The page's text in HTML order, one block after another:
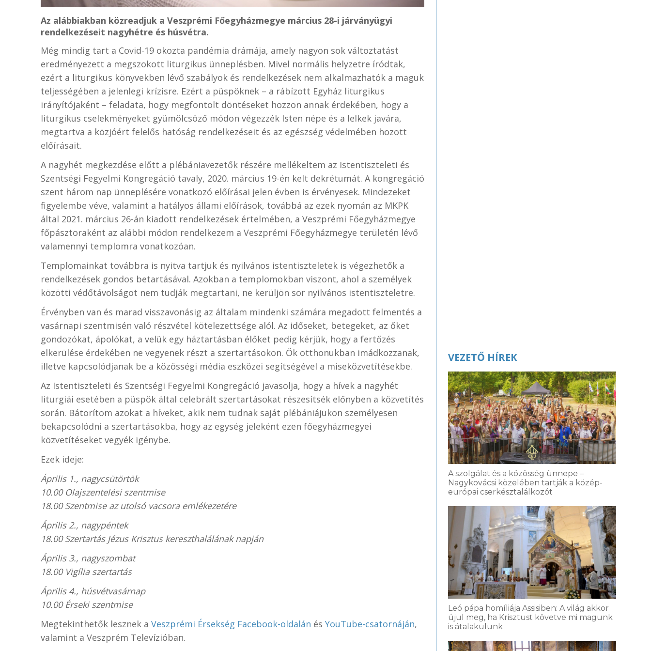
Az alábbiakban közreadjuk a Veszprémi Főegyházmegye március 28-i járványügyi
rendelkezéseit nagyhétre és húsvétra.
Még mindig tart a Covid-19 okozta pandémia drámája, amely nagyon sok változtatást
eredményezett a megszokott liturgikus ünneplésben. Mivel normális helyzetre íródtak,
ezért a liturgikus könyvekben lévő szabályok és rendelkezések nem alkalmazhatók a maguk
teljességében a jelenlegi krízisre. Ezért a püspöknek – a rábízott Egyház liturgikus
irányítójaként – feladata, hogy megfontolt döntéseket hozzon annak érdekében, hogy a
liturgikus cselekményeket gyümölcsöző módon végezzék Isten népe és a lelkek javára,
megtartva a közjóért felelős hatóság rendelkezéseit és az egészség védelmében hozott
előírásait.
A nagyhét megkezdése előtt a plébániavezetők részére mellékeltem az Istentiszteleti és
Szentségi Fegyelmi Kongregáció tavaly, 2020. március 19-én kelt dekrétumát. A kongregáció
szent három nap ünneplésére vonatkozó előírásai jelen évben is érvényesek. Mindezeket
figyelembe véve, valamint a hatályos állami előírások, továbbá az ezek nyomán az MKPK
által 2021. március 26-án kiadott rendelkezések értelmében, a Veszprémi Főegyházmegye
főpásztoraként az alábbi módon rendelkezem a Veszprémi Főegyházmegye területén lévő
valamennyi templomra vonatkozóan.
Templomainkat továbbra is nyitva tartjuk és nyilvános istentiszteletek is végezhetők a
rendelkezések gondos betartásával. Azokban a templomokban viszont, ahol a személyek
közötti védőtávolságot nem tudják megtartani, ne kerüljön sor nyilvános istentiszteletre.
Érvényben van és marad visszavonásig az általam mindenki számára megadott felmentés a
vasárnapi szentmisén való részvétel kötelezettsége alól. Az időseket, betegeket, az őket
gondozókat, ápolókat, a velük egy háztartásban élőket pedig kérjük, hogy a fertőzés
elkerülése érdekében ne vegyenek részt a szertartásokon. Ők otthonukban imádkozzanak,
illetve kapcsolódjanak be a közösségi média eszközei segítségével a miseközvetítésekbe.
Az Istentiszteleti és Szentségi Fegyelmi Kongregáció javasolja, hogy a hívek a nagyhét
liturgiái esetében a püspök által celebrált szertartásokat részesítsék előnyben a közvetítés
során. Bátorítom azokat a híveket, akik nem tudnak saját plébániájukon személyesen
bekapcsolódni a szertartásokba, hogy az egység jeleként ezen főegyházmegyei
közvetítéseket vegyék igénybe.
Ezek ideje:
Április 1., nagycsütörtök
10.00 Olajszentelési szentmise
18.00 Szentmise az utolsó vacsora emlékezetére
Április 2., nagypéntek
18.00 Szertartás Jézus Krisztus kereszthalálának napján
Április 3., nagyszombat
18.00 Vigília szertartás
Április 4., húsvétvasárnap
10.00 Érseki szentmise
Megtekinthetők lesznek a Veszprémi Érsekség Facebook-oldalán és YouTube-csatornáján,
valamint a Veszprém Televízióban.
VEZETŐ HÍREK
A szolgálat és a közösség ünnepe –
Nagykovácsi közelében tartják a közép-
európai cserkésztalálkozót
Leó pápa homíliája Assisiben: A világ akkor
újul meg, ha Krisztust követve mi magunk
is átalakulunk